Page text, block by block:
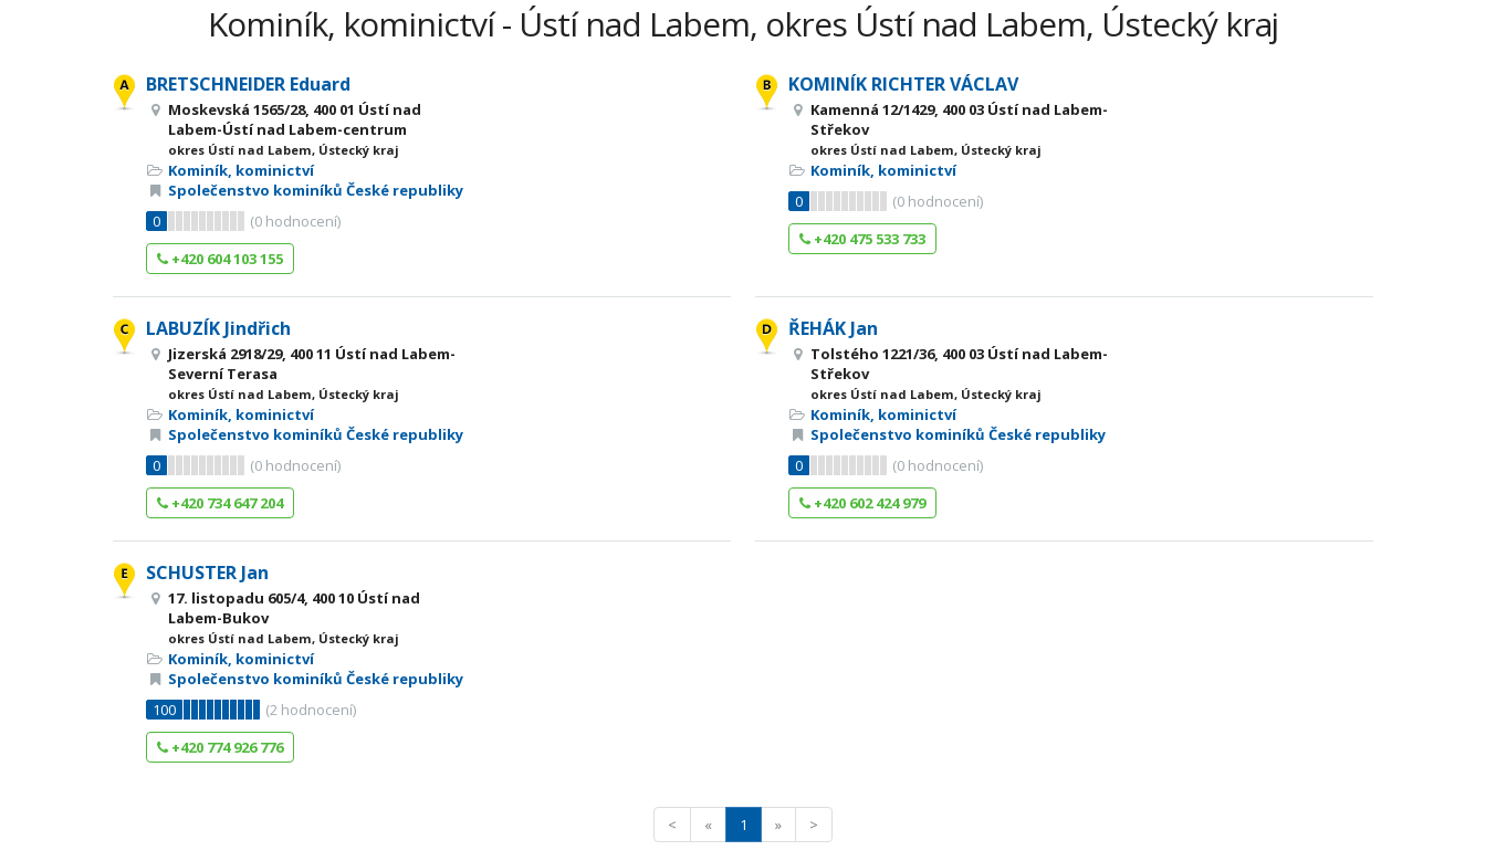
Kominík, kominictví - Ústí nad Labem, okres Ústí nad Labem, Ústecký kraj
BRETSCHNEIDER Eduard
Moskevská 1565/28, 400 01 Ústí nad
Labem-Ústí nad Labem-centrum
okres Ústí nad Labem, Ústecký kraj
Kominík, kominictví
Společenstvo kominíků České republiky
0
(0 hodnocení)
+420 604 103 155
KOMINÍK RICHTER VÁCLAV
Kamenná 12/1429, 400 03 Ústí nad Labem-
Střekov
okres Ústí nad Labem, Ústecký kraj
Kominík, kominictví
0
(0 hodnocení)
+420 475 533 733
LABUZÍK Jindřich
Jizerská 2918/29, 400 11 Ústí nad Labem-
Severní Terasa
okres Ústí nad Labem, Ústecký kraj
Kominík, kominictví
Společenstvo kominíků České republiky
0
(0 hodnocení)
+420 734 647 204
ŘEHÁK Jan
Tolstého 1221/36, 400 03 Ústí nad Labem-
Střekov
okres Ústí nad Labem, Ústecký kraj
Kominík, kominictví
Společenstvo kominíků České republiky
0
(0 hodnocení)
+420 602 424 979
SCHUSTER Jan
17. listopadu 605/4, 400 10 Ústí nad
Labem-Bukov
okres Ústí nad Labem, Ústecký kraj
Kominík, kominictví
Společenstvo kominíků České republiky
100
(2 hodnocení)
+420 774 926 776
< « 1 » >